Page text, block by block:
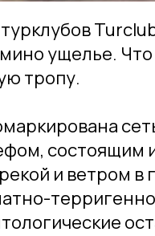
ущелье.
тропу.
состоящим
и ветром в